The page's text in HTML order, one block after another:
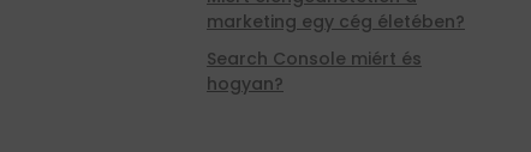
marketing egy cég életében?
Search Console miért és
hogyan?